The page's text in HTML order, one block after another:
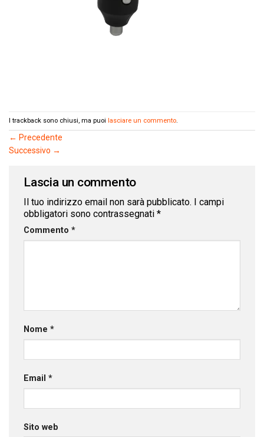
I trackback sono chiusi, ma puoi lasciare un commento.
← Precedente
Successivo →
Lascia un commento
Il tuo indirizzo email non sarà pubblicato.
I campi
obbligatori sono contrassegnati *
Commento *
Nome *
Email *
Sito web